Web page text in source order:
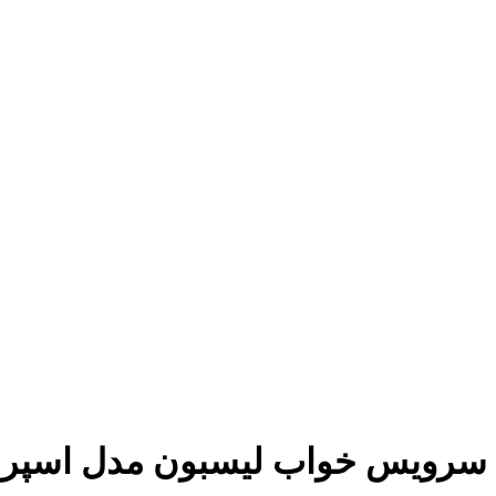
سرویس خواب لیسبون مدل